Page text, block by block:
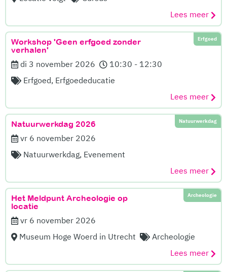
Lees meer
Workshop 'Geen erfgoed zonder
verhalen'
di 3 november 2026
10:30 - 12:30
Erfgoed, Erfgoededucatie
Erfgoed
Lees meer
Natuurwerkdag 2026
vr 6 november 2026
Natuurwerkdag, Evenement
Natuurwerkdag
Lees meer
Het Meldpunt Archeologie op
locatie
vr 6 november 2026
Museum Hoge Woerd in Utrecht
Archeologie
Archeologie
Lees meer